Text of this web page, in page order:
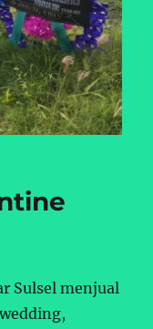
Sulsel menjual